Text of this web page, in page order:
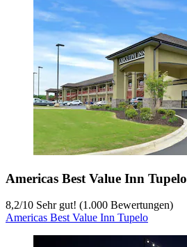
Americas Best Value Inn Tupelo
8,2/10 Sehr gut! (1.000 Bewertungen)
Americas Best Value Inn Tupelo